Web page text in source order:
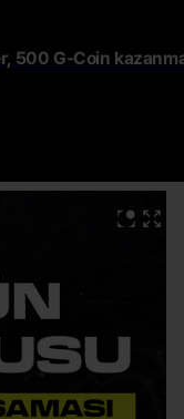
500 G-Coin